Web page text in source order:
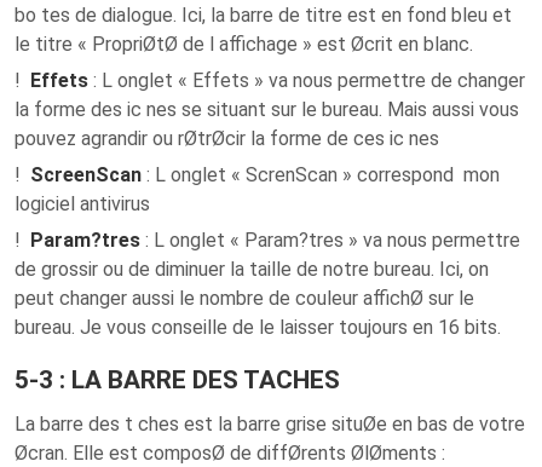
bo tes de dialogue. Ici, la barre de titre est en fond bleu et
le titre « PropriØtØ de l affichage » est Øcrit en blanc.
!
Effets : L onglet « Effets » va nous permettre de changer
la forme des ic nes se situant sur le bureau. Mais aussi vous
pouvez agrandir ou rØtrØcir la forme de ces ic nes
! ScreenScan : L onglet « ScrenScan » correspond mon
logiciel antivirus
!
Param?tres : L onglet « Param?tres » va nous permettre
de grossir ou de diminuer la taille de notre bureau. Ici, on
peut changer aussi le nombre de couleur affichØ sur le
bureau. Je vous conseille de le laisser toujours en 16 bits.
5-3 : LA BARRE DES TACHES
La barre des t ches est la barre grise situØe en bas de votre
Øcran. Elle est composØ de diffØrents ØlØments :